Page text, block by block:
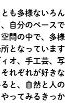
も多様ないろ
自分のペース
間の中で、多
となっています
オ、手工芸、
れぞれが好き
と、自然と人
ってみるきっか